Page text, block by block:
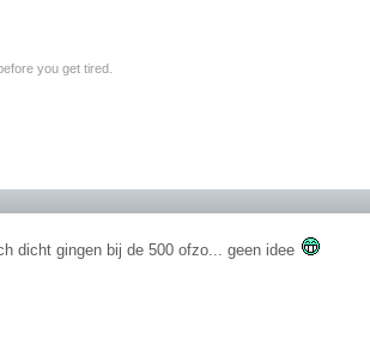
you get tired.
dicht gingen bij de 500 ofzo... geen idee